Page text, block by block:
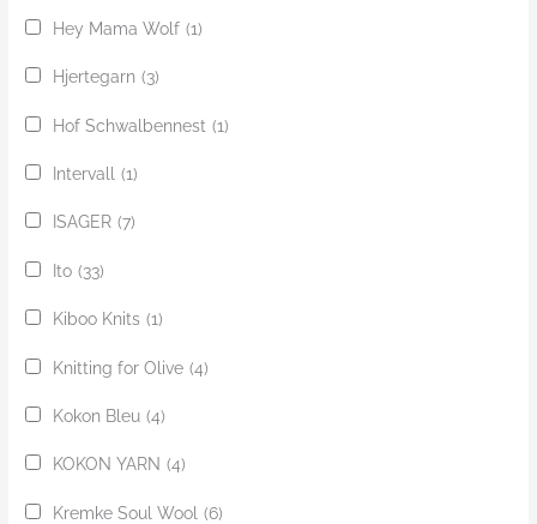
Hey Mama Wolf (1)
Hjertegarn (3)
Hof Schwalbennest (1)
Intervall (1)
ISAGER (7)
Ito (33)
Kiboo Knits (1)
Knitting for Olive (4)
Kokon Bleu (4)
KOKON YARN (4)
Kremke Soul Wool (6)